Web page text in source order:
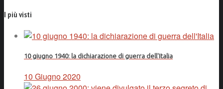
I più visti
10 giugno 1940: la dichiarazione di guerra dell'Italia
10 Giugno 2020